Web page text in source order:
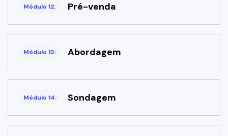
Módulo 12: Pré-venda
Módulo 13: Abordagem
Módulo 14: Sondagem